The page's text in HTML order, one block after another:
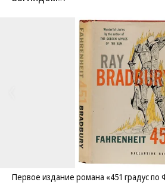
Первое издание романа «451 градус по